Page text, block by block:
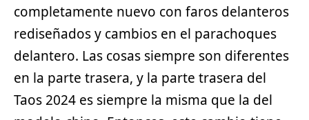
completamente nuevo con faros delanteros
rediseñados y cambios en el parachoques
delantero. Las cosas siempre son diferentes
en la parte trasera, y la parte trasera del
Taos 2024 es siempre la misma que la del